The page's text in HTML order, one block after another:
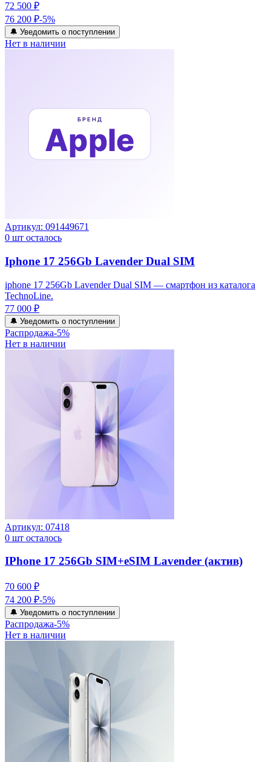
72 500 ₽
76 200 ₽-5%
🔔 Уведомить о поступлении
Нет в наличии
Артикул: 091449671
0 шт осталось
Iphone 17 256Gb Lavender Dual SIM
iphone 17 256Gb Lavender Dual SIM — смартфон из каталога
TechnoLine.
77 000 ₽
🔔 Уведомить о поступлении
Распродажа-5%
Нет в наличии
Артикул: 07418
0 шт осталось
IPhone 17 256Gb SIM+eSIM Lavender (актив)
70 600 ₽
74 200 ₽-5%
🔔 Уведомить о поступлении
Распродажа-5%
Нет в наличии